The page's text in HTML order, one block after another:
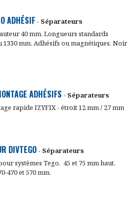
ADHÉSIF- Séparateurs
40 mm. Longueurs standards
1330 mm. Adhésifs ou magnétiques. Noir
ADHÉSIFS - Séparateurs
rapide IZYFIX - étroit 12 mm / 27 mm
DIVTEGO- Séparateurs
systèmes Tego. 45 et 75 mm haut.
470 et 570 mm.